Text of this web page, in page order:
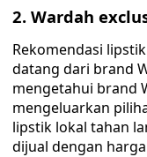
2. Wardah
Rekomendasi
datang dari brand
mengetahui brand
mengeluarkan
lipstik lokal tahan
dijual dengan